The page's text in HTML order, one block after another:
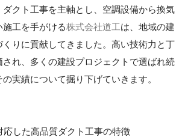
クト工事を主軸とし、空調設備から換気
施工を手がける株式会社道工は、地域の建
りに貢献してきました。高い技術力と丁
れ、多くの建設プロジェクトで選ばれ続
実績について掘り下げていきます。
応した高品質ダクト工事の特徴